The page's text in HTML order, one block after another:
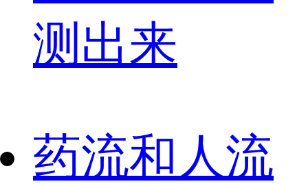
测出来
药流和人流